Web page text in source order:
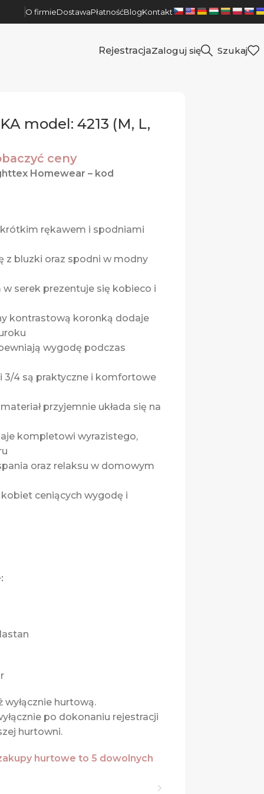
O firmieDostawaPłatnośćBlogKontakt
RejestracjaZaloguj się Szukaj
model: 4213 (M, L,
ceny
Homewear – kod
krótkim rękawem i spodniami
z bluzki oraz spodni w modny
w serek prezentuje się kobieco i
kontrastową koronką dodaje
wygodę podczas
3/4 są praktyczne i komfortowe
przyjemnie układa się na
kompletowi wyrazistego,
oraz relaksu w domowym
ceniących wygodę i
hurtową.
po dokonaniu rejestracji
hurtowni.
hurtowe to 5 dowolnych